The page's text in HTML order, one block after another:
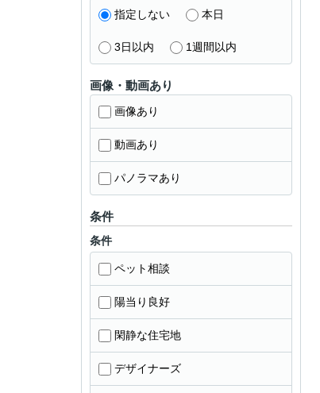
指定しない 本日
3日以内 1週間以内
画像・動画あり
画像あり
動画あり
パノラマあり
条件
条件
ペット相談
陽当り良好
閑静な住宅地
デザイナーズ